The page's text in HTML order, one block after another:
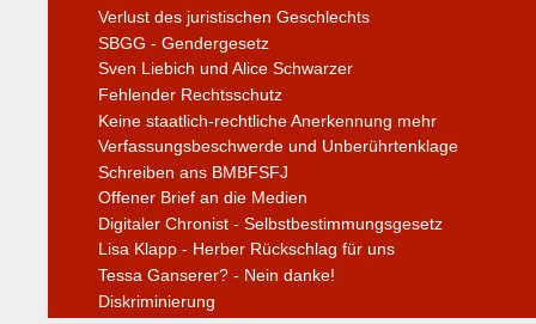
Verlust des juristischen Geschlechts
SBGG - Gendergesetz
Sven Liebich und Alice Schwarzer
Fehlender Rechtsschutz
Keine staatlich-rechtliche Anerkennung mehr
Verfassungsbeschwerde und Unberührtenklage
Schreiben ans BMBFSFJ
Offener Brief an die Medien
Digitaler Chronist - Selbstbestimmungsgesetz
Lisa Klapp - Herber Rückschlag für uns
Tessa Ganserer? - Nein danke!
Diskriminierung